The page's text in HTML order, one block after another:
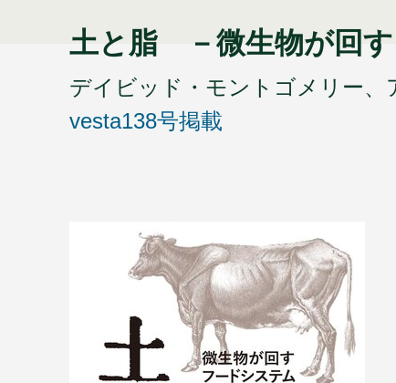
土と脂 －微生物が回
デイビッド・モントゴメリー、
vesta138号掲載